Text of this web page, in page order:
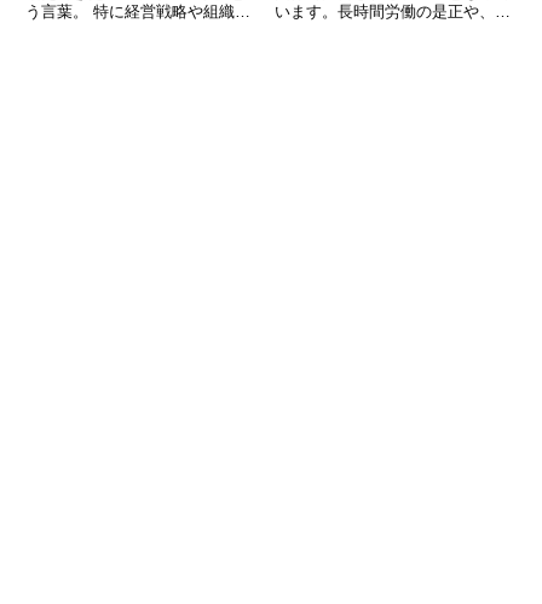
う言葉。 特に経営戦略や組織マ
います。長時間労働の是正や、多